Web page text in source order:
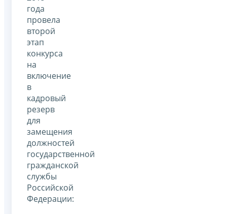
года
провела
второй
этап
конкурса
на
включение
в
кадровый
резерв
для
замещения
должностей
государственной
гражданской
службы
Российской
Федерации: